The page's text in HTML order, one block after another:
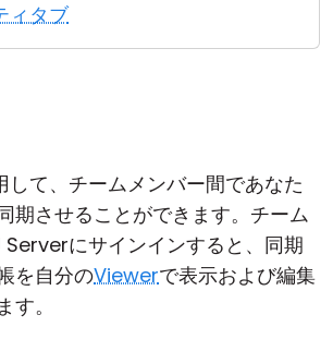
ィタブ
して、チームメンバー間であなた
期させることができます。チーム
Serverにサインインすると、同期
を自分のViewerで表示および編集
。